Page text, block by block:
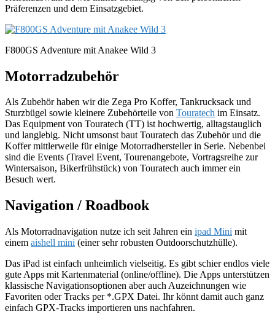
Präferenzen und dem Einsatzgebiet.
F800GS Adventure mit Anakee Wild 3
Motorradzubehör
Als Zubehör haben wir die Zega Pro Koffer, Tankrucksack und
Sturzbügel sowie kleinere Zubehörteile von Touratech im Einsatz.
Das Equipment von Touratech (TT) ist hochwertig, alltagstauglich
und langlebig. Nicht umsonst baut Touratech das Zubehör und die
Koffer mittlerweile für einige Motorradhersteller in Serie. Nebenbei
sind die Events (Travel Event, Tourenangebote, Vortragsreihe zur
Wintersaison, Bikerfrühstück) von Touratech auch immer ein
Besuch wert.
Navigation / Roadbook
Als Motorradnavigation nutze ich seit Jahren ein ipad Mini mit
einem aishell mini (einer sehr robusten Outdoorschutzhülle).
Das iPad ist einfach unheimlich vielseitig. Es gibt schier endlos viele
gute Apps mit Kartenmaterial (online/offline). Die Apps unterstützen
klassische Navigationsoptionen aber auch Auzeichnungen wie
Favoriten oder Tracks per *.GPX Datei. Ihr könnt damit auch ganz
einfach GPX-Tracks importieren uns nachfahren.